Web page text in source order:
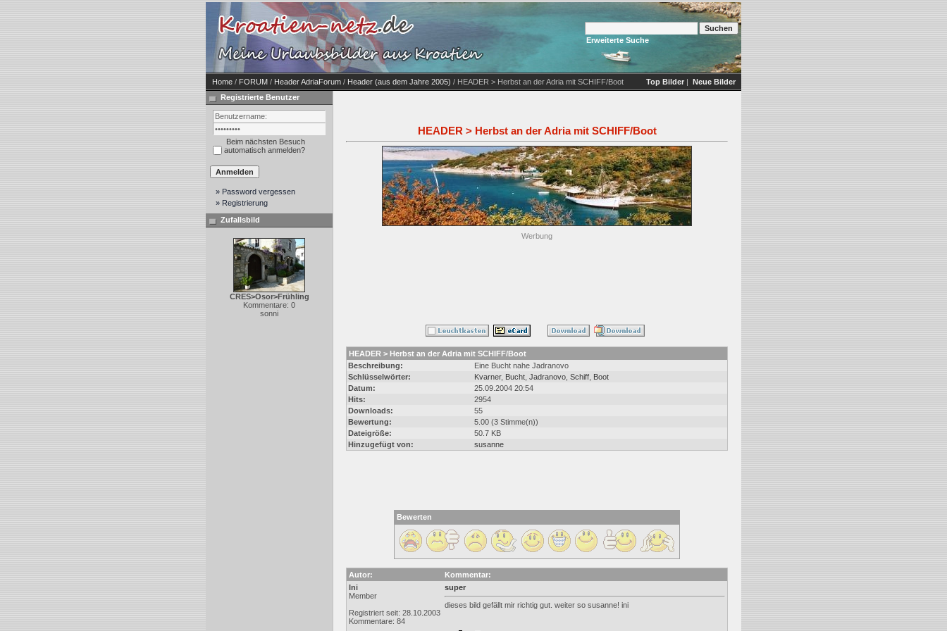
Erweiterte Suche
Home / FORUM / Header AdriaForum / Header (aus dem Jahre 2005) / HEADER > Herbst an der Adria mit SCHIFF/Boot Top Bilder | Neue Bilder
Registrierte Benutzer
Beim nächsten Besuch
automatisch anmelden?
» Password vergessen
» Registrierung
Zufallsbild
CRES>Osor>Frühling
Kommentare: 0
sonni
HEADER > Herbst an der Adria mit SCHIFF/Boot
Werbung
HEADER > Herbst an der Adria mit SCHIFF/Boot
Beschreibung:
Eine Bucht nahe Jadranovo
Schlüsselwörter:
Kvarner, Bucht Jadranovo Schiff Boot
Datum:
25.09.2004 20:54
Hits:
2954
Downloads:
55
Bewertung:
5.00 (3 Stimme(n))
Dateigröße:
50.7 KB
Hinzugefügt von:
susanne
Bewerten
Autor:
Kommentar:
Ini
Member
Registriert seit: 28.10.2003
Kommentare: 84
super
dieses bild gefällt mir richtig gut. weiter so susanne! ini